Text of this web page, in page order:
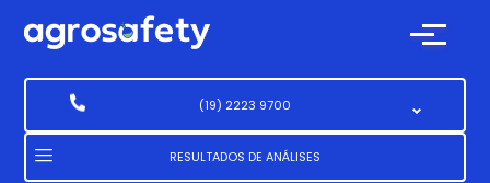
(19) 2223 9700
(19) 2223 9700RESULTADOS DE ANÁLISES